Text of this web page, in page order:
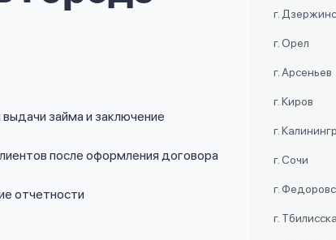
займа и заключение
после оформления договора
отчетности
г.
г. Орел
г. Арсеньев
г. Киров
г.
г. Сочи
г.
г.